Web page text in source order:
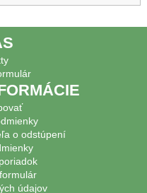
o odstúpení
údajov